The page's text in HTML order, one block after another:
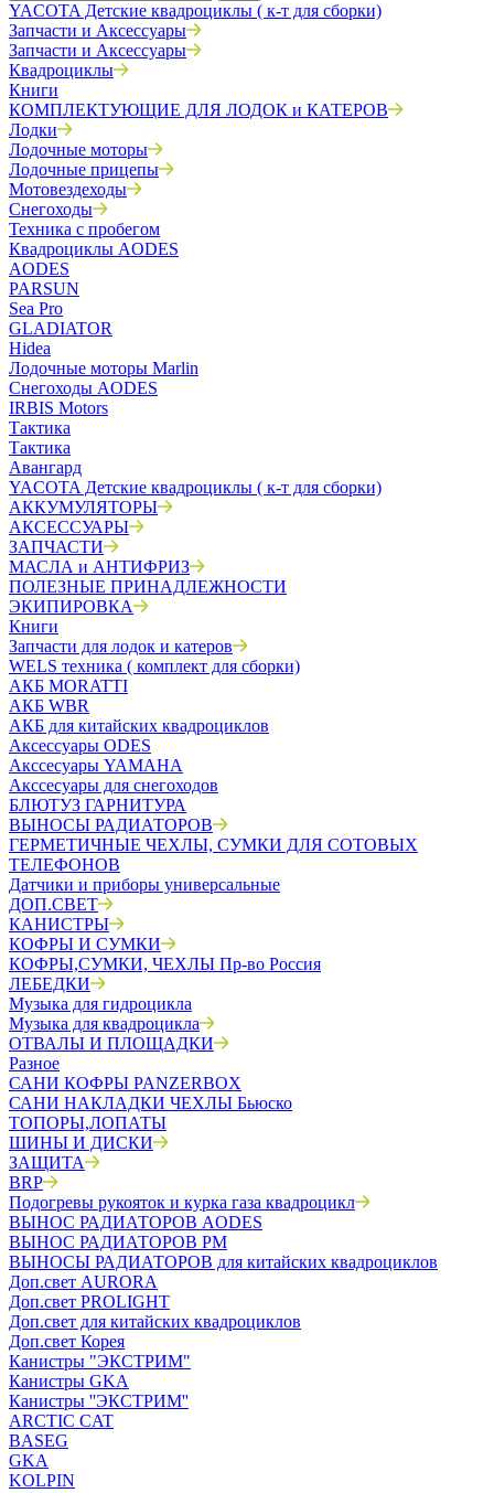
YACOTA Детские квадроциклы ( к-т для сборки)
Запчасти и Аксессуары
Запчасти и Аксессуары
Квадроциклы
Книги
КОМПЛЕКТУЮЩИЕ ДЛЯ ЛОДОК и КАТЕРОВ
Лодки
Лодочные моторы
Лодочные прицепы
Мотовездеходы
Снегоходы
Техника с пробегом
Квадроциклы AODES
AODES
PARSUN
Sea Pro
GLADIATOR
Hidea
Лодочные моторы Marlin
Снегоходы AODES
IRBIS Motors
Тактика
Тактика
Авангард
YACOTA Детские квадроциклы ( к-т для сборки)
АККУМУЛЯТОРЫ
АКСЕССУАРЫ
ЗАПЧАСТИ
МАСЛА и АНТИФРИЗ
ПОЛЕЗНЫЕ ПРИНАДЛЕЖНОСТИ
ЭКИПИРОВКА
Книги
Запчасти для лодок и катеров
WELS техника ( комплект для сборки)
АКБ MORATTI
АКБ WBR
АКБ для китайских квадроциклов
Аксессуары ODES
Акссесуары YAMAHA
Акссесуары для снегоходов
БЛЮТУЗ ГАРНИТУРА
ВЫНОСЫ РАДИАТОРОВ
ГЕРМЕТИЧНЫЕ ЧЕХЛЫ, СУМКИ ДЛЯ СОТОВЫХ
ТЕЛЕФОНОВ
Датчики и приборы универсальные
ДОП.СВЕТ
КАНИСТРЫ
КОФРЫ И СУМКИ
КОФРЫ,СУМКИ, ЧЕХЛЫ Пр-во Россия
ЛЕБЕДКИ
Музыка для гидроцикла
Музыка для квадроцикла
ОТВАЛЫ И ПЛОЩАДКИ
Разное
САНИ КОФРЫ PANZERBOX
САНИ НАКЛАДКИ ЧЕХЛЫ Бьюско
ТОПОРЫ,ЛОПАТЫ
ШИНЫ И ДИСКИ
ЗАЩИТА
BRP
Подогревы рукояток и курка газа квадроцикл
ВЫНОС РАДИАТОРОВ AODES
ВЫНОС РАДИАТОРОВ РМ
ВЫНОСЫ РАДИАТОРОВ для китайских квадроциклов
Доп.свет AURORA
Доп.свет PROLIGHT
Доп.свет для китайских квадроциклов
Доп.свет Корея
Канистры "ЭКСТРИМ"
Канистры GKA
Канистры ''ЭКСТРИМ''
ARCTIC CAT
BASEG
GKA
KOLPIN